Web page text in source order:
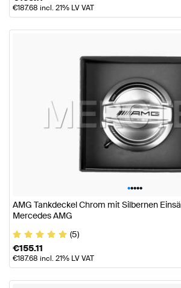
€187.68 incl. 21% LV VAT
•••••
AMG Tankdeckel Chrom mit Silbernen
Mercedes AMG
(5)
€155.11
€187.68 incl. 21% LV VAT